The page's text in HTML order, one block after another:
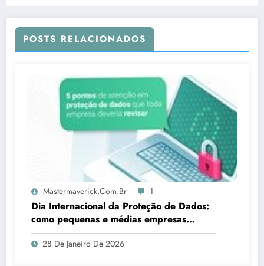
POSTS RELACIONADOS
Mastermaverick.com.br 1
Dia Internacional da Proteção de Dados:
como pequenas e médias empresas
devem lidar com a LGPD
28 De Janeiro De 2026